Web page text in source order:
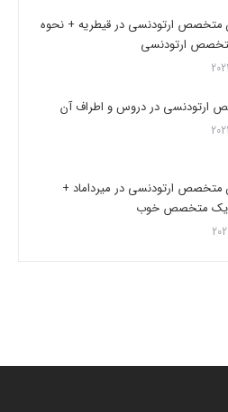
متخصص ارتودنسی در قیطریه + نحوه
ارتودنسی
در دروس و اطراف آن
متخصص ارتودنسی در میرداماد +
یک متخصص خوب